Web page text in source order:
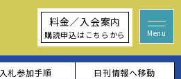
料金／入会案内
購読申込はこちらから
入札参加手順 日刊情報へ移動